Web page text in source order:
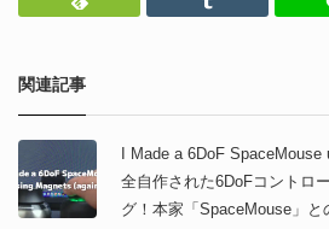
関連記事
I Made a 6DoF
全自作された6DoFコントロ
グ！本家「SpaceMouse」と